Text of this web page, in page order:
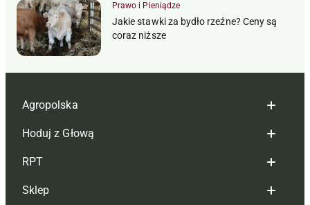
Prawo i Pieniądze
Jakie stawki za bydło rzeźne? Ceny są
coraz niższe
Agropolska
Redakcja
Reklama
Tagi
Hoduj z Głową
Hoduj z głową bydło
Hoduj z głową świnie
RPT
Redakcja
Sklep